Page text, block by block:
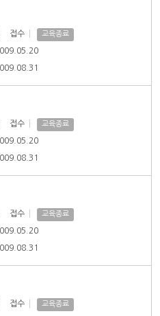
접수 교육종료
접수 교육종료
접수 교육종료
접수 교육종료